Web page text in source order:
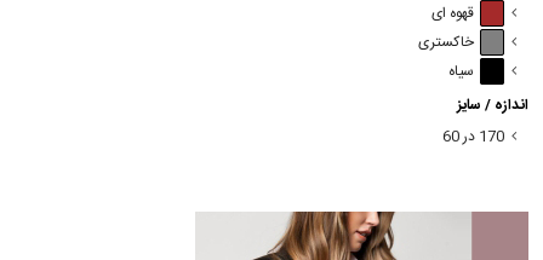
قهوه ای
خاکستری
سیاه
اندازه / سایز
170 در 60